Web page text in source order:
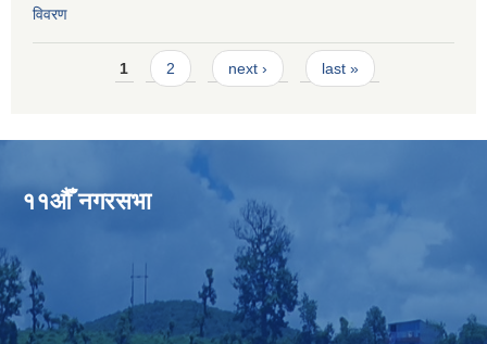
विवरण
Pages1 2 next › last »
११औँ नगरसभा